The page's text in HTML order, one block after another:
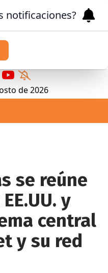
de 2026
se reúne
y
central
y su red
notificaciones?